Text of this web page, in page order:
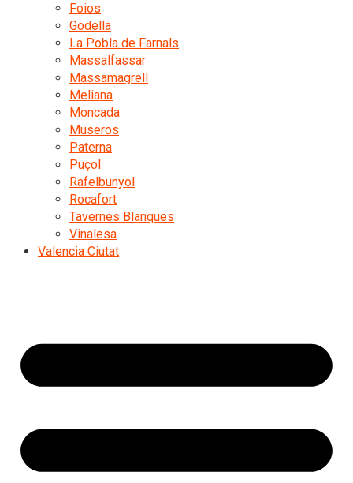
Foios
Godella
La Pobla de Farnals
Massalfassar
Massamagrell
Meliana
Moncada
Museros
Paterna
Puçol
Rafelbunyol
Rocafort
Tavernes Blanques
Vinalesa
Valencia Ciutat